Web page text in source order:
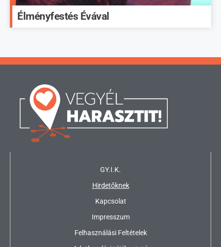
Élményfestés Évával
GY.I.K.
Hirdetőknek
Kapcsolat
Impresszum
Felhasználási Feltételek